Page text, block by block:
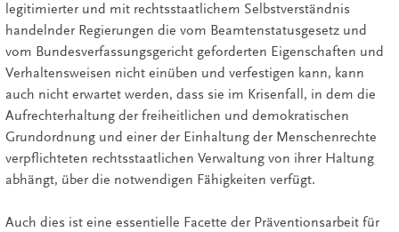
legitimierter und mit rechtsstaatlichem Selbstverständnis
handelnder Regierungen die vom Beamtenstatusgesetz und
vom Bundesverfassungsgericht geforderten Eigenschaften und
Verhaltensweisen nicht einüben und verfestigen kann, kann
auch nicht erwartet werden, dass sie im Krisenfall, in dem die
Aufrechterhaltung der freiheitlichen und demokratischen
Grundordnung und einer der Einhaltung der Menschenrechte
verpflichteten rechtsstaatlichen Verwaltung von ihrer Haltung
abhängt, über die notwendigen Fähigkeiten verfügt.
Auch dies ist eine essentielle Facette der Präventionsarbeit für